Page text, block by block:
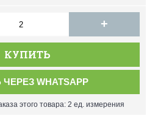
+
КУПИТЬ
WHATSAPP
этого товара: 2 ед. измерения